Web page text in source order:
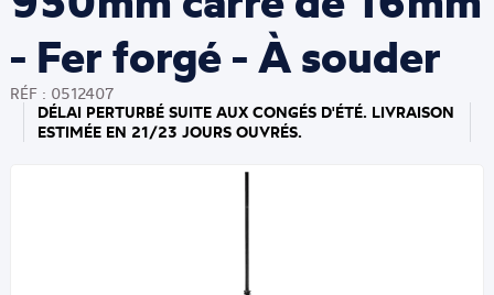
- Fer forgé - À souder
RÉF : 0512407
DÉLAI PERTURBÉ SUITE AUX CONGÉS D'ÉTÉ. LIVRAISON
ESTIMÉE EN 21/23 JOURS OUVRÉS.